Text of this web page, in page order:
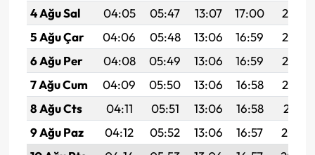
4 Ağu Sal
04:05 05:47 13:07 17:00
20:16
5 Ağu Çar
04:06 05:48 13:06 16:59
20:15
6 Ağu Per
04:08 05:49 13:06 16:59
20:13
7 Ağu Cum
04:09 05:50 13:06 16:58
20:12
8 Ağu Cts
04:11 05:51 13:06 16:58
20:11
9 Ağu Paz
04:12 05:52 13:06 16:57
20:10